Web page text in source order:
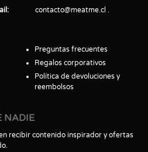
contacto@meatme.cl
Preguntas frecuentes
Regalos corporativos
Política de devoluciones y
reembolsos
NADIE
recibir contenido inspirador y ofertas